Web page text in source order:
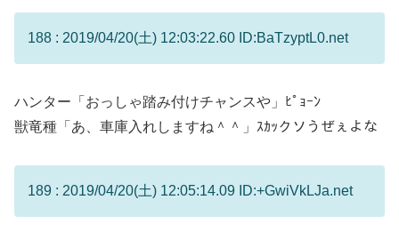
188 : 2019/04/20(土) 12:03:22.60 ID:BaTzyptL0.net
ハンター「おっしゃ踏み付けチャンスや」ﾋﾟｮｰﾝ
獣竜種「あ、車庫入れしますね＾＾」ｽｶｯクソうぜぇよな
189 : 2019/04/20(土) 12:05:14.09 ID:+GwiVkLJa.net